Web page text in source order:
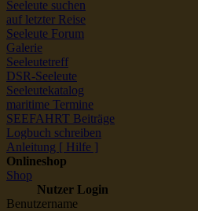
Seeleute suchen
auf letzter Reise
Seeleute Forum
Galerie
Seeleutetreff
DSR-Seeleute
Seeleutekatalog
maritime Termine
SEEFAHRT Beiträge
Logbuch schreiben
Anleitung [ Hilfe ]
Onlineshop
Shop
Nutzer Login
Benutzername